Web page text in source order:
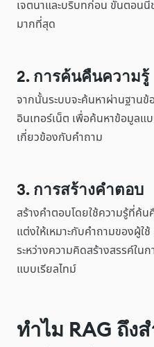
เจตนาและบริบทก่อน ขั้นตอน
มากที่สุด
2. การค้นคืนความรู้
จากนั้นระบบจะค้นหาผ่านฐาน
อินเทอร์เน็ต เพื่อค้นหาข้อมูลแ
เกี่ยวข้องกับคำถาม
3. การสร้างคำตอบ
สร้างคำตอบโดยใช้ความรู้ที่ค้
แต่งให้เหมาะกับคำถามของผู้
ระหว่างความคิดสร้างสรรค์ใน
แบบเรียลไทม์
ทำไม RAG ถึ